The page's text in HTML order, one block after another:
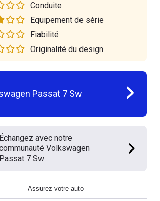
Conduite
Equipement de série
Fiabilité
Originalité du design
Passat 7 Sw
Échangez avec notre
Volkswagen
Passat 7 Sw
Assurez votre auto